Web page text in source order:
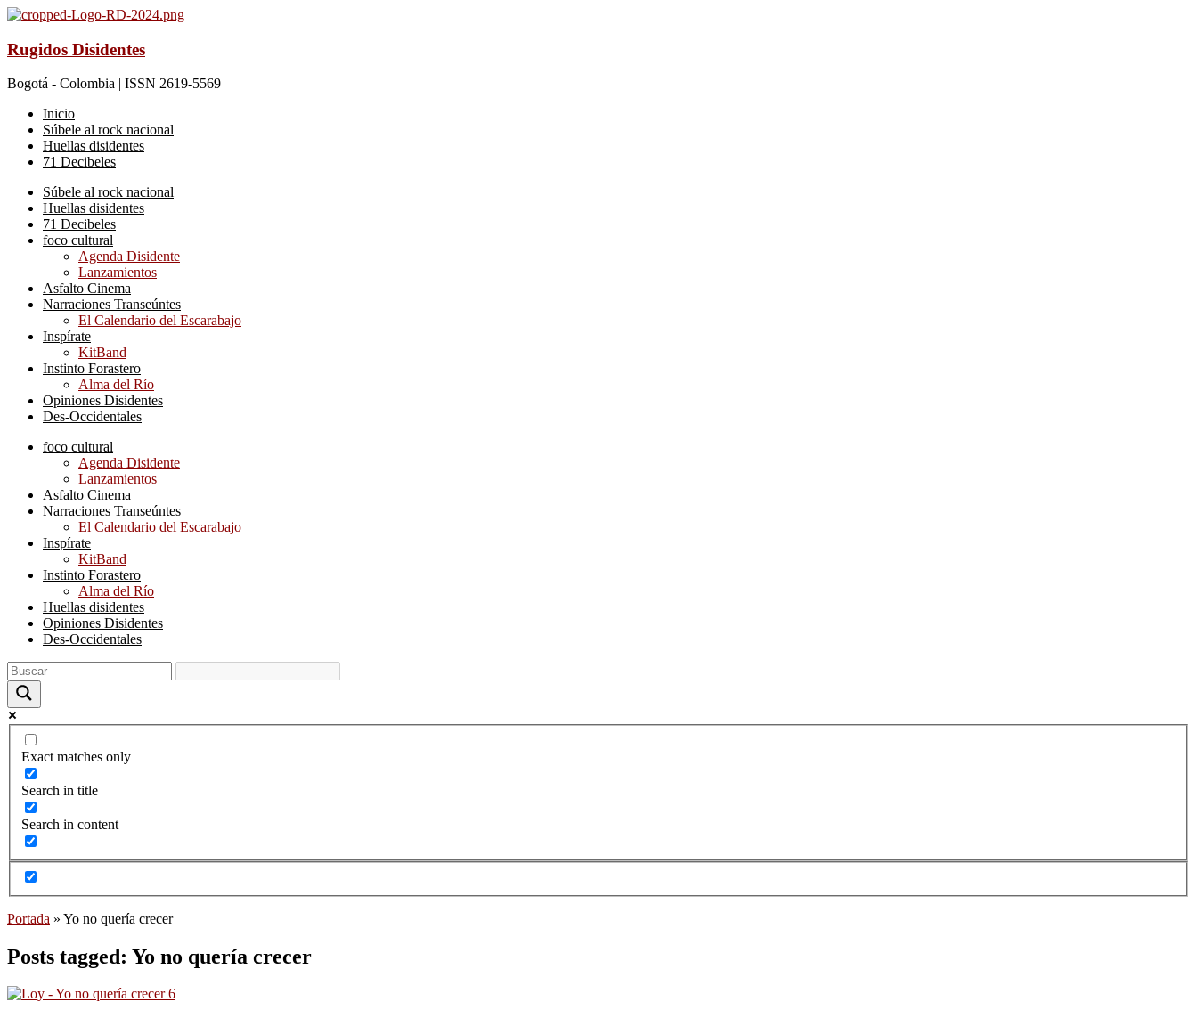
Rugidos Disidentes
Bogotá - Colombia | ISSN 2619-5569
Inicio
Súbele al rock nacional
Huellas disidentes
71 Decibeles
Súbele al rock nacional
Huellas disidentes
71 Decibeles
foco cultural
Agenda Disidente
Lanzamientos
Asfalto Cinema
Narraciones Transeúntes
El Calendario del Escarabajo
Inspírate
KitBand
Instinto Forastero
Alma del Río
Opiniones Disidentes
Des-Occidentales
foco cultural
Agenda Disidente
Lanzamientos
Asfalto Cinema
Narraciones Transeúntes
El Calendario del Escarabajo
Inspírate
KitBand
Instinto Forastero
Alma del Río
Huellas disidentes
Opiniones Disidentes
Des-Occidentales
Exact matches only
Search in title
Search in content
Portada » Yo no quería crecer
Posts tagged: Yo no quería crecer